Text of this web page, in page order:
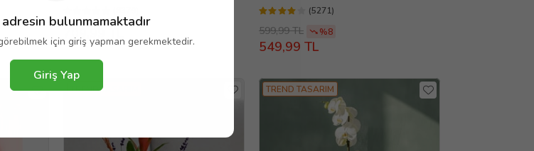
adresin bulunmamaktadır
için giriş yapman gerekmektedir.
Giriş Yap
(5271)
599,99 TL %8
549,99 TL
TREND TASARIM TREND TASARIM